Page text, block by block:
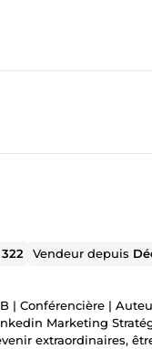
322 Vendeur depuis
| Conférencière |
Marketing
extraordinaires,